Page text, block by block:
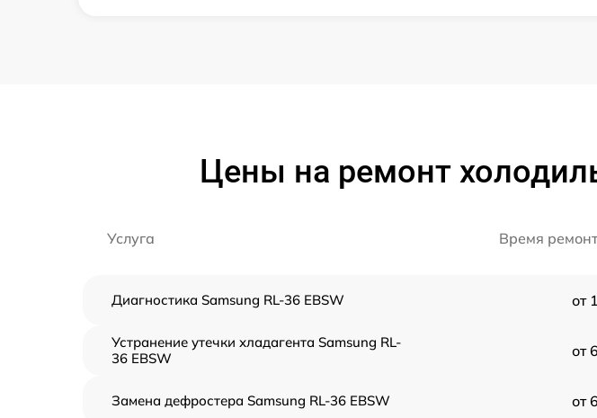
Цены на ремонт
Услуга Время
Диагностика Samsung RL-36 EBSW от
Устранение утечки хладагента Samsung RL-
36 EBSW
от
Замена дефростера Samsung RL-36 EBSW от